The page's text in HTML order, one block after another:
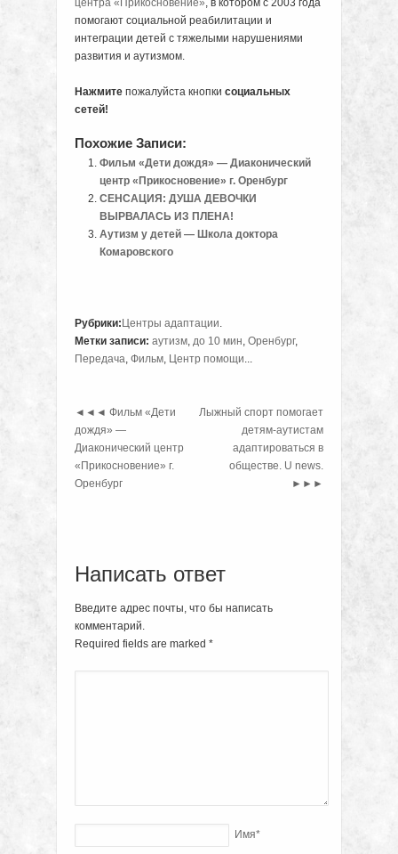
центра «Прикосновение», в котором с 2003 года
помогают социальной реабилитации и
интеграции детей с тяжелыми нарушениями
развития и аутизмом.
Нажмите пожалуйста кнопки социальных
сетей!
Похожие Записи:
Фильм «Дети дождя» — Диаконический
центр «Прикосновение» г. Оренбург
СЕНСАЦИЯ: ДУША ДЕВОЧКИ
ВЫРВАЛАСЬ ИЗ ПЛЕНА!
Аутизм у детей — Школа доктора
Комаровского
Рубрики: Центры адаптации.
Метки записи: аутизм, до 10 мин, Оренбург,
Передача, Фильм, Центр помощи...
◄◄◄ Фильм «Дети
дождя» —
Диаконический центр
«Прикосновение» г.
Оренбург
Лыжный спорт помогает
детям-аутистам
адаптироваться в
обществе. U news.
►►►
Написать ответ
Введите адрес почты, что бы написать
комментарий.
Required fields are marked *
Имя*